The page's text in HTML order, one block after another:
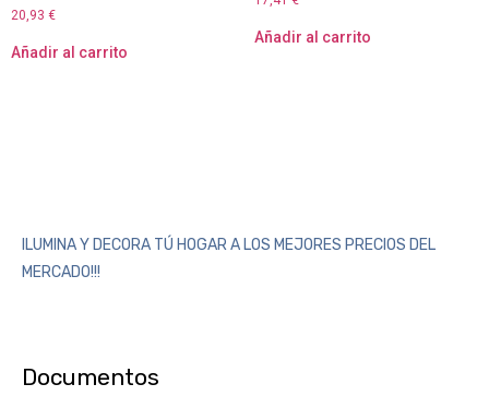
20,93 €
Añadir al carrito
Añadir al carrito
ILUMINA Y DECORA TÚ HOGAR A LOS MEJORES PRECIOS DEL
MERCADO!!!
Documentos